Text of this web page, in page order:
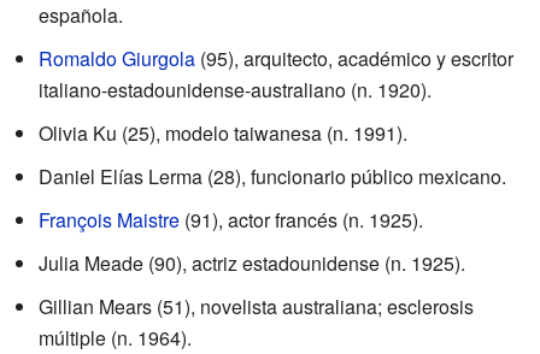
española.
Romaldo Giurgola (95), arquitecto, académico y escritor
italiano-estadounidense-australiano (n. 1920).
Olivia Ku (25), modelo taiwanesa (n. 1991).
Daniel Elías Lerma (28), funcionario público mexicano.
François Maistre (91), actor francés (n. 1925).
Julia Meade (90), actriz estadounidense (n. 1925).
Gillian Mears (51), novelista australiana; esclerosis
múltiple (n. 1964).